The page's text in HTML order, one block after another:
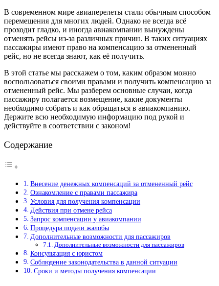
В современном мире авиаперелеты стали обычным способом
перемещения для многих людей. Однако не всегда всё
проходит гладко, и иногда авиакомпании вынуждены
отменять рейсы из-за различных причин. В таких ситуациях
пассажиры имеют право на компенсацию за отмененный
рейс, но не всегда знают, как её получить.
В этой статье мы расскажем о том, каким образом можно
воспользоваться своими правами и получить компенсацию за
отмененный рейс. Мы разберем основные случаи, когда
пассажиру полагается возмещение, какие документы
необходимо собрать и как обращаться в авиакомпанию.
Держите всю необходимую информацию под рукой и
действуйте в соответствии с законом!
Содержание
Внесение денежных компенсаций за отмененный рейс
Ознакомление с правами пассажира
Условия для получения компенсации
Действия при отмене рейса
Запрос компенсации у авиакомпании
Процедура подачи жалобы
Дополнительные возможности для пассажиров
Дополнительные возможности для пассажиров
Консультация с юристом
Соблюдение законодательства в данной ситуации
Сроки и методы получения компенсации